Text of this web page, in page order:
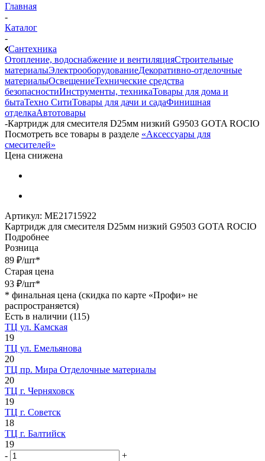
Главная
-
Каталог
-
Сантехника
Отопление, водоснабжение и вентиляцияСтроительные
материалыЭлектрооборудованиеДекоративно-отделочные
материалыОсвещениеТехнические средства
безопасностиИнструменты, техникаТовары для дома и
бытаТехно СитиТовары для дачи и садаФинишная
отделкаАвтотовары
-Картридж для смесителя D25мм низкий G9503 GOTA ROCIO
Посмотреть все товары в разделе «Аксессуары для
смесителей»
Цена снижена
Артикул: МЕ21715922
Картридж для смесителя D25мм низкий G9503 GOTA ROCIO
Подробнее
Розница
89 ₽/шт*
Старая цена
93 ₽/шт*
* финальная цена (скидка по карте «Профи» не
распространяется)
Есть в наличии (115)
ТЦ ул. Камская
19
ТЦ ул. Емельянова
20
ТЦ пр. Мира Отделочные материалы
20
ТЦ г. Черняховск
19
ТЦ г. Советск
18
ТЦ г. Балтийск
19
-
+